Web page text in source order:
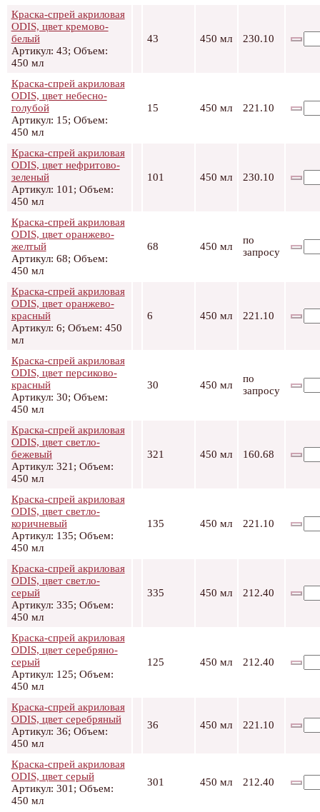
Краска-спрей акриловая
ODIS, цвет кремово-
белый
Артикул: 43; Объем:
450 мл
43 450 мл 230.10
Краска-спрей акриловая
ODIS, цвет небесно-
голубой
Артикул: 15; Объем:
450 мл
15 450 мл 221.10
Краска-спрей акриловая
ODIS, цвет нефритово-
зеленый
Артикул: 101; Объем:
450 мл
101 450 мл 230.10
Краска-спрей акриловая
ODIS, цвет оранжево-
желтый
Артикул: 68; Объем:
450 мл
68 450 мл
по
запросу
Краска-спрей акриловая
ODIS, цвет оранжево-
красный
Артикул: 6; Объем: 450
мл
6 450 мл 221.10
Краска-спрей акриловая
ODIS, цвет персиково-
красный
Артикул: 30; Объем:
450 мл
30 450 мл
по
запросу
Краска-спрей акриловая
ODIS, цвет светло-
бежевый
Артикул: 321; Объем:
450 мл
321 450 мл 160.68
Краска-спрей акриловая
ODIS, цвет светло-
коричневый
Артикул: 135; Объем:
450 мл
135 450 мл 221.10
Краска-спрей акриловая
ODIS, цвет светло-
серый
Артикул: 335; Объем:
450 мл
335 450 мл 212.40
Краска-спрей акриловая
ODIS, цвет серебряно-
серый
Артикул: 125; Объем:
450 мл
125 450 мл 212.40
Краска-спрей акриловая
ODIS, цвет серебряный
Артикул: 36; Объем:
450 мл
36 450 мл 221.10
Краска-спрей акриловая
ODIS, цвет серый
Артикул: 301; Объем:
450 мл
301 450 мл 212.40